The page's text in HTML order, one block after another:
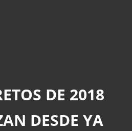
DE 2018
DESDE YA